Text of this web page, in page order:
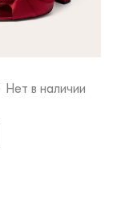
Нет в наличии